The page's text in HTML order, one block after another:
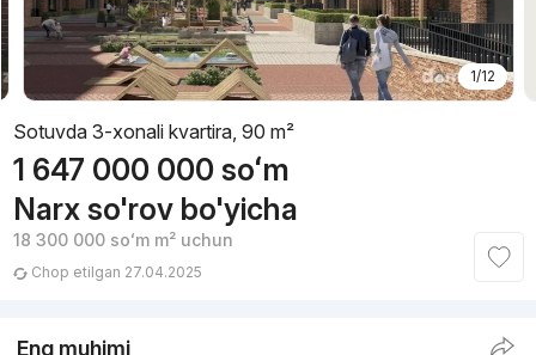
1/12
Sotuvda 3-xonali kvartira, 90 m²
1 647 000 000 soʻm
Narx so'rov bo'yicha
18 300 000 soʻmm² uchun
Chop etilgan 27.04.2025
Eng muhimi